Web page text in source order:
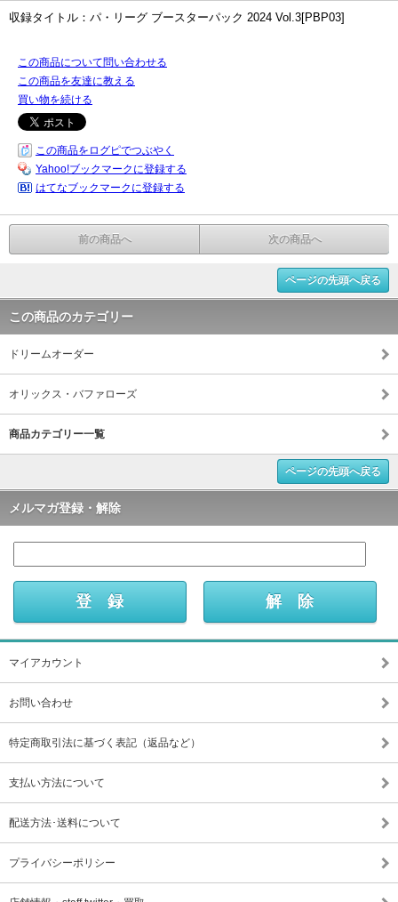
収録タイトル：パ・リーグ ブースターパック 2024 Vol.3[PBP03]
この商品について問い合わせる
この商品を友達に教える
買い物を続ける
この商品をログピでつぶやく
Yahoo!ブックマークに登録する
はてなブックマークに登録する
前の商品へ 次の商品へ
ページの先頭へ戻る
この商品のカテゴリー
ドリームオーダー
オリックス・バファローズ
商品カテゴリー一覧
ページの先頭へ戻る
メルマガ登録・解除
マイアカウント
お問い合わせ
特定商取引法に基づく表記（返品など）
支払い方法について
配送方法･送料について
プライバシーポリシー